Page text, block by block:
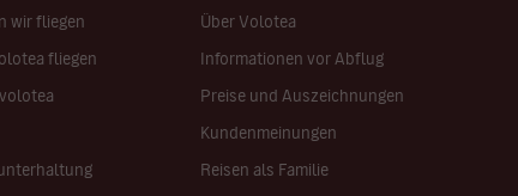
wir fliegen
fliegen
Über Volotea
Informationen vor Abflug
Preise und Auszeichnungen
Kundenmeinungen
Reisen als Familie